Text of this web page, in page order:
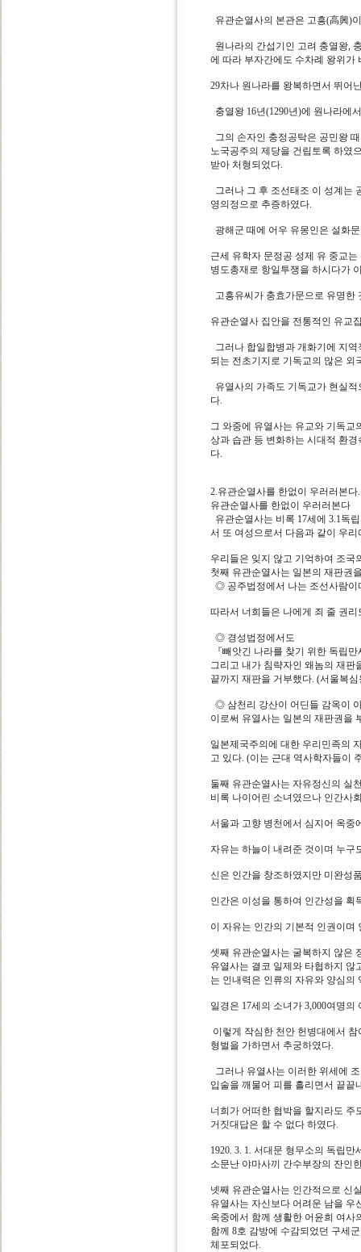
유관순열사의 본관은 고흥(高興)
원나라의 간섭기인 고려 충열왕,
에 따라 부자간에도 수차례 왕위가
29차나 원나라를 왕복하면서 뛰어
충열왕 16년(1290년)에 원나라에
그의 손자인 충정공탁은 공민왕
노국공주의 제당을 건립토록 하였
받아 처형되었다.
그러나 그 후 조선태조 이 성계는
영의정으로 추증하였다.
광해군 때에 어우 유몽인은 설화
근세 유학자 문정공 성제 유 중교
병도총재로 항일투쟁을 하시다가
고흥유씨가 충효가문으로 유명한
유관순열사 집안을 전통적인 유교
그러나 합일합병과 개화기에 지
되는 전초기지로 기독교의 많은 외
유열사의 가족도 기독교가 현실
다.
그 와중에 유열사는 유교와 기독
상과 습관 등 변화하는 시대적 환
다.
2.유관순열사를 한없이 우러러본다.
유관순열사를 한없이 우러러본다
유관순열사는 비록 17세에 3.1독
서 또 여성으로서 다음과 같이 우
우리들은 잊지 않고 기억하여 조국
첫째 유관순열사는 일본의 재판권
◎ 공주법정에서 나는 조선사람이
따라서 너희들은 나에게 죄 줄 권
◎ 경성법정에서도
『빼앗긴 나라를 찾기 위한 독립
그리고 내가 침략자인 왜놈의 재판
끝까지 재판을 거부했다. (서울복
◎ 삼천리 강산이 어딘들 감옥이
이로써 유열사는 일본의 재판권을
일본제국주의에 대한 우리민족의
고 있다. (이는 근대 역사학자들이
둘째 유관순열사는 자유정신의 실
비록 나이어린 소녀였으나 인간사
서울과 고향 병천에서 심지어 옥중
자유는 하늘이 내려준 것이며 누구
신은 인간을 창조하였지만 미완성
인간은 이성을 통하여 인간성을
이 자유는 인간의 기본적 인권이며
셋째 유관순열사는 굴복하지 않은
유열사는 결코 일제와 타협하지 않
는 인내력은 인류의 자유와 양심의
일경은 17세의 소녀가 3,000여명
이렇게 작심한 천안 헌병대에서
형벌을 가하면서 추궁하였다.
그러나 유열사는 이러한 위세에
입술을 깨물어 피를 흘리면서 끝
너희가 어떠한 협박을 할지라도 주
거짓대답은 할 수 없다 하였다.
1920. 3. 1. 서대문 형무소의 독립
소문난 야마사끼 간수부장의 잔인
넷째 유관순열사는 인간적으로 신
유열사는 자신보다 어려운 남을
옥중에서 함께 생활한 어윤희 여사
함께 8호 감방에 수감되었던 구세
체포되었다.